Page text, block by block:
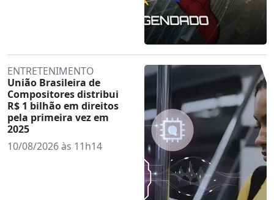
ENTRETENIMENTO
União Brasileira de
Compositores distribui
R$ 1 bilhão em direitos
pela primeira vez em
2025
10/08/2026 às 11h14